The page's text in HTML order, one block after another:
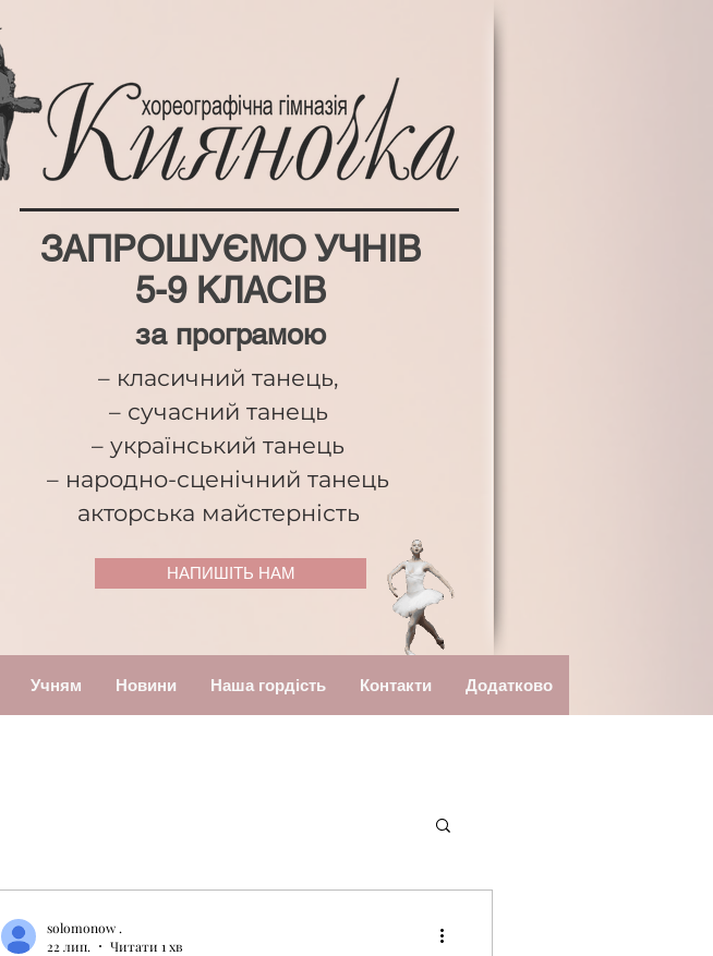
– класичний танець,
– сучасний танець
– український танець
– народно-сценічний танець
акторська майстерність
ЗАПРОШУЄМО УЧНІВ
5-9 КЛАСІВ
за програмою
НАПИШІТЬ НАМ
Учням Новини Наша гордість Контакти Додатково
solomonow .
22 лип.
Читати 1 хв